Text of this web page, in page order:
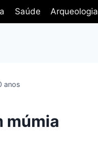
Saúde Arqueologia
anos
múmia